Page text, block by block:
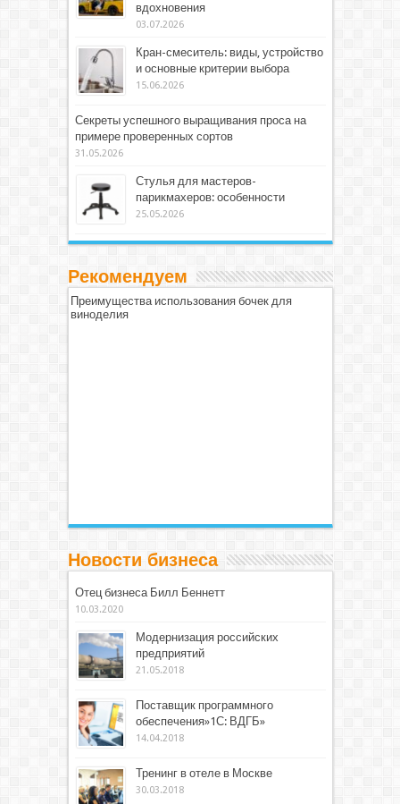
вдохновения
03.07.2026
Кран-смеситель: виды, устройство
и основные критерии выбора
15.06.2026
Секреты успешного выращивания проса на
примере проверенных сортов
31.05.2026
Стулья для мастеров-
парикмахеров: особенности
25.05.2026
Рекомендуем
Преимущества использования бочек для
виноделия
Новости бизнеса
Отец бизнеса Билл Беннетт
10.03.2020
Модернизация российских
предприятий
21.05.2018
Поставщик программного
обеспечения»1С: ВДГБ»
14.04.2018
Тренинг в отеле в Москве
30.03.2018